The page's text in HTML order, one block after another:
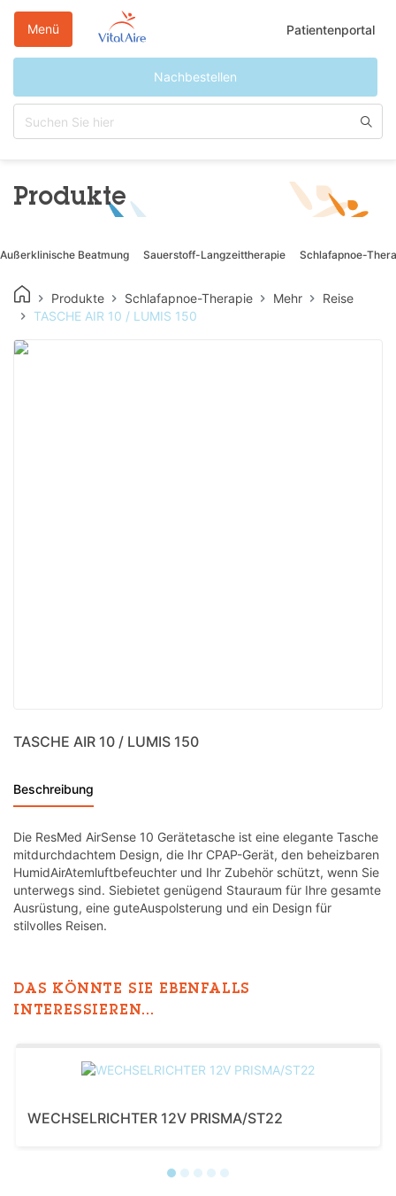
Patientenportal
Nachbestellen
Menü
Produkte
Außerklinische Beatmung Sauerstoff-Langzeittherapie Schlafapnoe-
Produkte Schlafapnoe-Therapie Mehr
Reise
TASCHE AIR 10 / LUMIS 150
TASCHE AIR 10 / LUMIS 150
Beschreibung
Die ResMed AirSense 10 Gerätetasche ist eine elegante Tasche
mitdurchdachtem Design, die Ihr CPAP-Gerät, den beheizbaren
HumidAirAtemluftbefeuchter und Ihr Zubehör schützt, wenn Sie
unterwegs sind. Siebietet genügend Stauraum für Ihre gesamte
Ausrüstung, eine guteAuspolsterung und ein Design für
stilvolles Reisen.
DAS KÖNNTE SIE EBENFALLS
INTERESSIEREN...
WECHSELRICHTER 12V PRISMA/ST22